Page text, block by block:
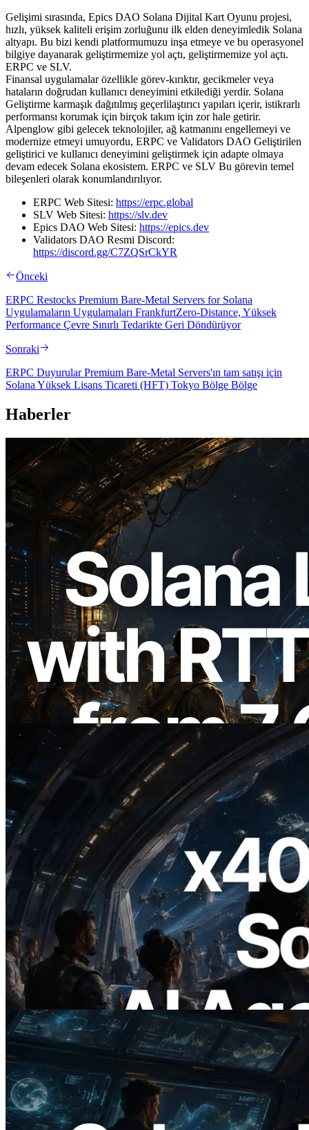
Gelişimi sırasında, Epics DAO Solana Dijital Kart Oyunu projesi,
hızlı, yüksek kaliteli erişim zorluğunu ilk elden deneyimledik Solana
altyapı. Bu bizi kendi platformumuzu inşa etmeye ve bu operasyonel
bilgiye dayanarak geliştirmemize yol açtı, geliştirmemize yol açtı.
ERPC ve SLV.
Finansal uygulamalar özellikle görev-kırıktır, gecikmeler veya
hataların doğrudan kullanıcı deneyimini etkilediği yerdir. Solana
Geliştirme karmaşık dağıtılmış geçerlilaştırıcı yapıları içerir, istikrarlı
performansı korumak için birçok takım için zor hale getirir.
Alpenglow gibi gelecek teknolojiler, ağ katmanını engellemeyi ve
modernize etmeyi umuyordu, ERPC ve Validators DAO Geliştirilen
geliştirici ve kullanıcı deneyimini geliştirmek için adapte olmaya
devam edecek Solana ekosistem. ERPC ve SLV Bu görevin temel
bileşenleri olarak konumlandırılıyor.
ERPC Web Sitesi: https://erpc.global
SLV Web Sitesi: https://slv.dev
Epics DAO Web Sitesi: https://epics.dev
Validators DAO Resmi Discord:
https://discord.gg/C7ZQSrCkYR
Önceki
ERPC Restocks Premium Bare-Metal Servers for Solana
Uygulamaların Uygulamaları FrankfurtZero-Distance, Yüksek
Performance Çevre Sınırlı Tedarikte Geri Döndürüyor
Sonraki
ERPC Duyurular Premium Bare-Metal Servers'ın tam satışı için
Solana Yüksek Lisans Ticareti (HFT) Tokyo Bölge Bölge
Haberler
2026.08.05
ERPC, Solana Leader Slot API'yi 7
küresel bölgeden ping ölçümüyle
genişletti — Validators Information API
de yayında
Bu makaleyi oku
2026.07.04
ERPC x402 destekli Solana RPC'yi
yayınladı — AI agent'ların ihtiyaç
duydukları API'ler için anında ödeme
yaptığı dönem
Bu makaleyi oku